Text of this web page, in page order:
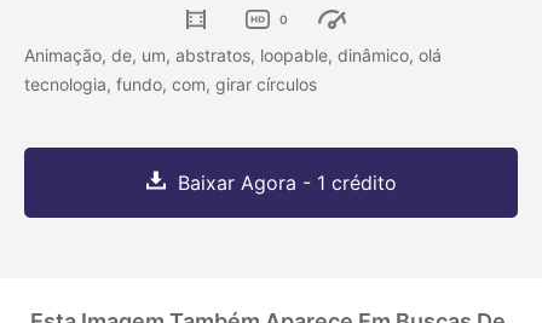
0
Animação, de, um, abstratos, loopable, dinâmico, olá
tecnologia, fundo, com, girar círculos
Baixar Agora - 1 crédito